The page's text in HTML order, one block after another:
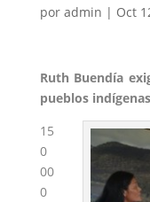
por admin | Oct
Ruth Buendía
pueblos indígenas
15
0
00
0